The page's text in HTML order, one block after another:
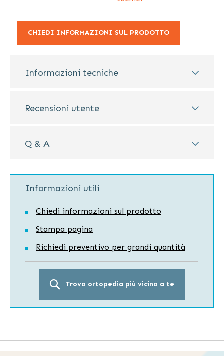
CHIEDI INFORMAZIONI SUL PRODOTTO
Informazioni tecniche
Recensioni utente
Q & A
Informazioni utili
Chiedi informazioni sul prodotto
Stampa pagina
Richiedi preventivo per grandi quantità
Trova ortopedia più vicina a te